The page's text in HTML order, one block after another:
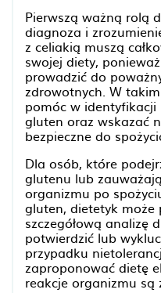
Pierwszą ważną rolą
diagnoza i
z celiakią muszą
swojej diety,
prowadzić do
zdrowotnych. W
pomóc w
gluten oraz wskazać
bezpieczne do
Dla osób, które
glutenu lub
organizmu po
gluten, dietetyk może
szczegółową analizę
potwierdzić lub
przypadku
zaproponować dietę
reakcje organizmu są